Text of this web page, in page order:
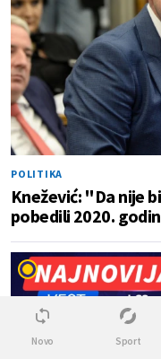
POLITIKA
Knežević: "Da nije
pobedili 2020.
Novo Sport